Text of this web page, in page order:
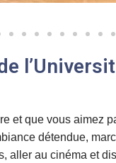
et que vous aimez
détendue,
aller au cinéma et